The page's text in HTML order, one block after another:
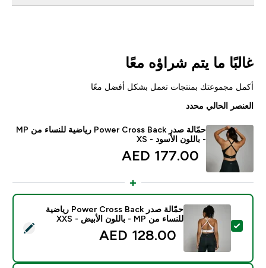
غالبًا ما يتم شراؤه معًا
أكمل مجموعتك بمنتجات تعمل بشكل أفضل معًا
العنصر الحالي محدد
حمّالة صدر Power Cross Back رياضية للنساء من MP
- باللون الأسود - XS
177.00 AED‎
تحديد هذا المنتج - حمّالة صدر Power Cross Back رياضية للنساء من MP - باللون الأبيض - XXS
حمّالة صدر Power Cross Back رياضية
للنساء من MP - باللون الأبيض - XXS
128.00 AED‎